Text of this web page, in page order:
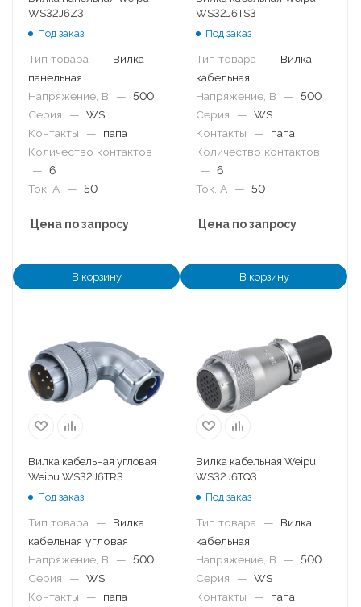
WS32J6Z3
Под заказ
Тип товара —
Вилка
панельная
Напряжение, В
— 500
Серия
— WS
Контакты
—
папа
Количество контактов
— 6
Ток, А
— 50
Цена по запросу
В корзину
WS32J6TS3
Под заказ
Тип товара —
Вилка
кабельная
Напряжение, В
— 500
Серия
— WS
Контакты
—
папа
Количество контактов
— 6
Ток, А
— 50
Цена по запросу
В корзину
Вилка кабельная угловая
Weipu WS32J6TR3
Под заказ
Тип товара —
Вилка
кабельная угловая
Напряжение, В
— 500
Серия
— WS
Контакты
—
папа
Вилка кабельная Weipu
WS32J6TQ3
Под заказ
Тип товара —
Вилка
кабельная
Напряжение, В
— 500
Серия
— WS
Контакты
—
папа